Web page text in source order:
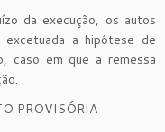
da execução, os autos
a hipótese de
caso em que a remessa
PROVISÓRIA